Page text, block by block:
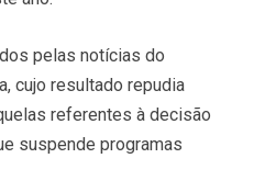
pelas notícias do
cujo resultado repudia
referentes à decisão
suspende programas